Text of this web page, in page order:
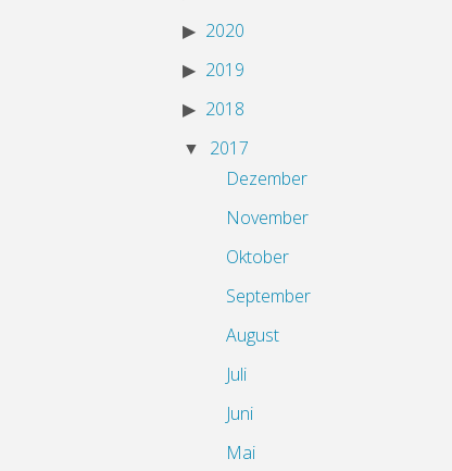
2020
2019
2018
2017
Dezember
November
Oktober
September
August
Juli
Juni
Mai